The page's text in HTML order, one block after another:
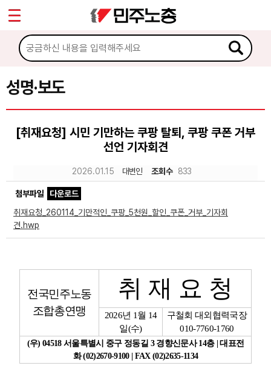
성명·보도
[취재요청] 시민 기만하는 쿠팡 탈퇴, 쿠팡 쿠폰 거부
선언 기자회견
2026.01.15 대변인 조회수 833
첨부파일
다운로드
취재요청_260114_기만적인_쿠팡_5천원_할인_쿠폰_거부_기자회
견.hwp
전국민주노동
조합총연맹
취 재 요 청
2026년 1월 14
일(수)
구철회 대외협력국장
010-7760-1760
(우) 04518서울특별시 중구 정동길 3 경향신문사14층 |대표전
화(02)2670-9100 | FAX (02)2635-1134
마이페이지
소개
소식
공지사항
성명·보도
노동상담
자료
업무
Sketchbook5, 스케치북5
Sketchbook5, 스케치북5